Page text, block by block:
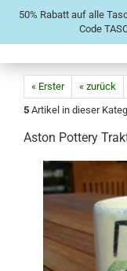
50% Rabatt auf alle
Code
« Erster « zurück
5 Artikel in dieser
Aston Pottery